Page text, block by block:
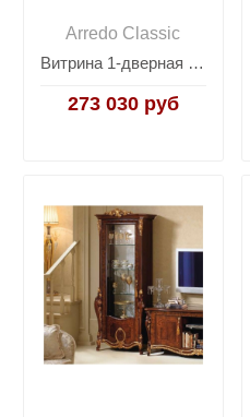
Arredo Classic
Витрина 1-дверная Arredo Classic Modigliani
273 030 руб